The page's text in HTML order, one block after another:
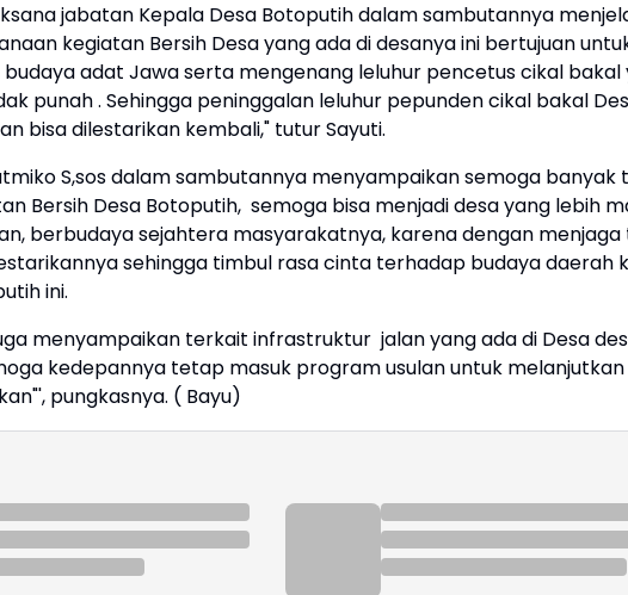
jabatan Kepala Desa Botoputih dalam sambutannya
kegiatan Bersih Desa yang ada di desanya ini bertujuan
adat Jawa serta mengenang leluhur pencetus cikal bakal
punah . Sehingga peninggalan leluhur pepunden cikal bakal
bisa dilestarikan kembali," tutur Sayuti.
S,sos dalam sambutannya menyampaikan semoga banyak
Bersih Desa Botoputih, semoga bisa menjadi desa yang lebih
berbudaya sejahtera masyarakatnya, karena dengan menjaga
sehingga timbul rasa cinta terhadap budaya daerah
ini.
menyampaikan terkait infrastruktur jalan yang ada di Desa
kedepannya tetap masuk program usulan untuk
pungkasnya. ( Bayu)